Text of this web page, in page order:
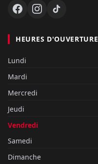
HEURES D'OUVERTURE
Lundi
Mardi
Mercredi
Jeudi
Vendredi
Samedi
Dimanche